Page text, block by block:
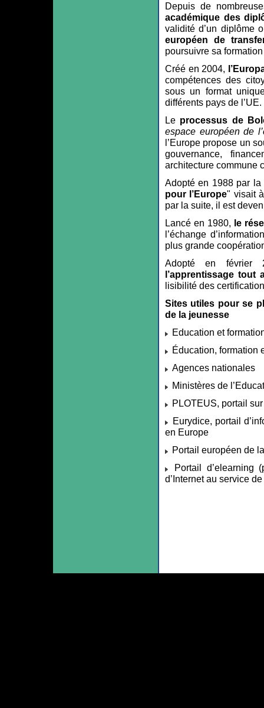
Depuis de
académique des
validité d’un diplôme
européen de
poursuivre sa
Créé en 2004,
compétences des
sous un format
différents pays de l’UE.
Le processus de
espace européen de
l’Europe propose un
gouvernance,
architecture commune
Adopté en 1988 par la
pour l’Europe" visait
par la suite, il est
Lancé en 1980, le
l’échange
plus grande
Adopté en février
l’apprentissage tout
lisibilité des
Sites utiles pour se
de la jeunesse
Education et
Éducation, formation
Agences nationales
Ministères de
PLOTEUS, portail
Eurydice, portail
en Europe
Portail européen de
Portail d’elearning
d’Internet au service